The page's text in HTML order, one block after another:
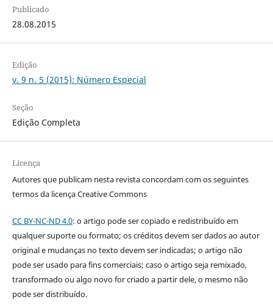
Publicado
28.08.2015
Edição
v. 9 n. 5 (2015): Número Especial
Seção
Edição Completa
Licença
Autores que publicam nesta revista concordam com os seguintes
termos da licença Creative Commons
CC BY-NC-ND 4.0: o artigo pode ser copiado e redistribuído em
qualquer suporte ou formato; os créditos devem ser dados ao autor
original e mudanças no texto devem ser indicadas; o artigo não
pode ser usado para fins comerciais; caso o artigo seja remixado,
transformado ou algo novo for criado a partir dele, o mesmo não
pode ser distribuído.